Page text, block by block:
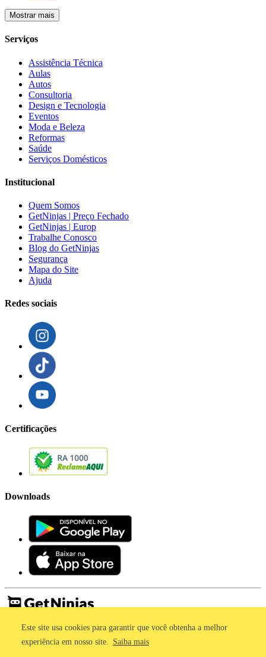
Este site usa cookies para garantir que você obtenha a melhor
experiência em nosso site. Saiba mais
Mostrar mais
Serviços
Assistência Técnica
Aulas
Autos
Consultoria
Design e Tecnologia
Eventos
Moda e Beleza
Reformas
Saúde
Serviços Domésticos
Institucional
Quem Somos
GetNinjas | Preço Fechado
GetNinjas | Europ
Trabalhe Conosco
Blog do GetNinjas
Segurança
Mapa do Site
Ajuda
Redes sociais
Certificações
Downloads
Imprensa
Termos de Uso